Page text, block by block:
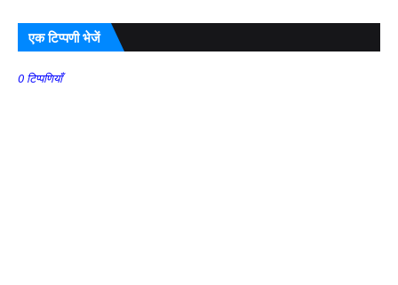
एक टिप्पणी भेजें
0 टिप्पणियाँ